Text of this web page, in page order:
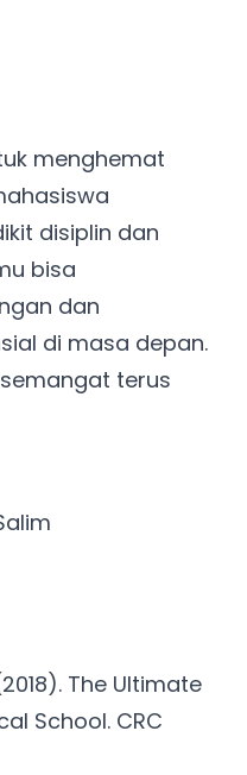
menghemat
disiplin dan
bisa
dan
di masa depan.
terus
The Ultimate
School. CRC